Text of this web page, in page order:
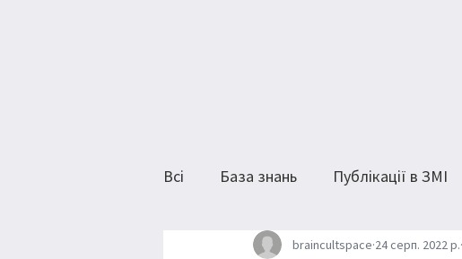
Всі База знань Публікації в ЗМІ
braincultspace 24 серп. 2022 р.